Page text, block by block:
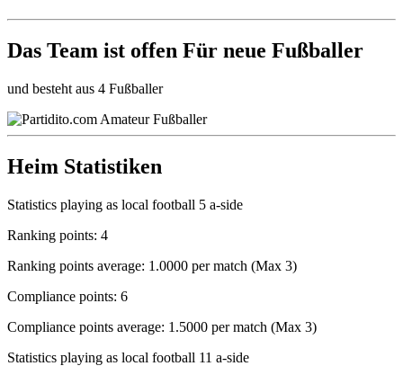
Das Team ist offen Für neue Fußballer
und besteht aus 4 Fußballer
Heim Statistiken
Statistics playing as local football 5 a-side
Ranking points: 4
Ranking points average: 1.0000 per match (Max 3)
Compliance points: 6
Compliance points average: 1.5000 per match (Max 3)
Statistics playing as local football 11 a-side